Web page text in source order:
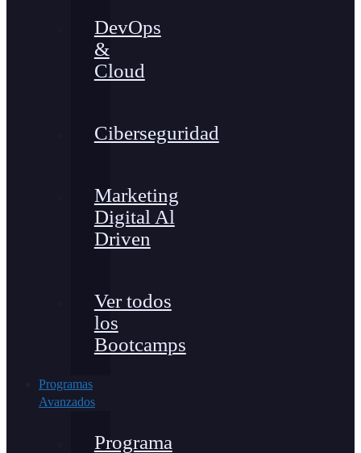
DevOps
&
Cloud
Ciberseguridad
Marketing
Digital Al
Driven
Ver todos
los
Bootcamps
Programas
Avanzados
Programa